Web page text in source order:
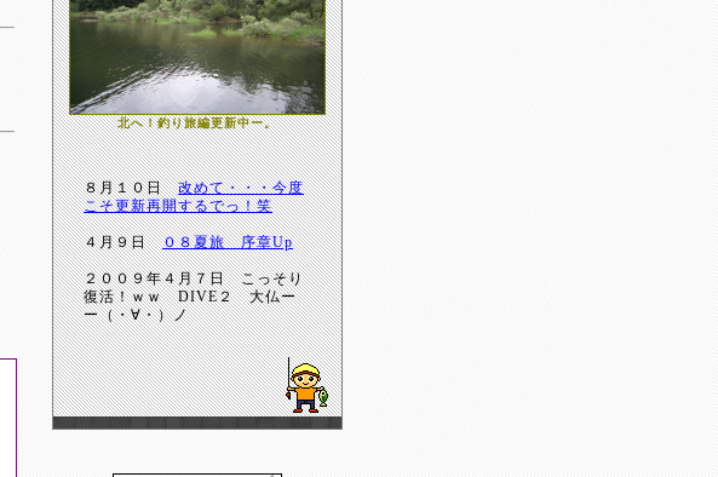
北へ！釣り旅編更新中ー。
８月１０日改めて・・・今度
こそ更新再開するでっ！笑
４月９日０８夏旅 序章Up
２００９年４月７日 こっそり
復活！ｗｗ DIVE２ 大仏ー
ー（・∀・）ノ